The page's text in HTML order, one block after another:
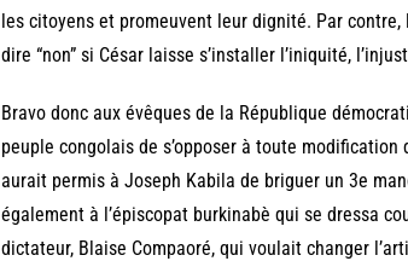
les citoyens et promeuvent leur dignité. Par contre,
dire “non” si César laisse s’installer l’iniquité,
Bravo donc aux évêques de la République
peuple congolais de s’opposer à toute
aurait permis à Joseph Kabila de briguer un 3e
également à l’épiscopat burkinabè qui se dressa
dictateur, Blaise Compaoré, qui voulait changer